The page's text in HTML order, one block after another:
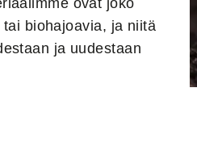
ovat joko
biohajoavia, ja niitä
​​ja uudestaan